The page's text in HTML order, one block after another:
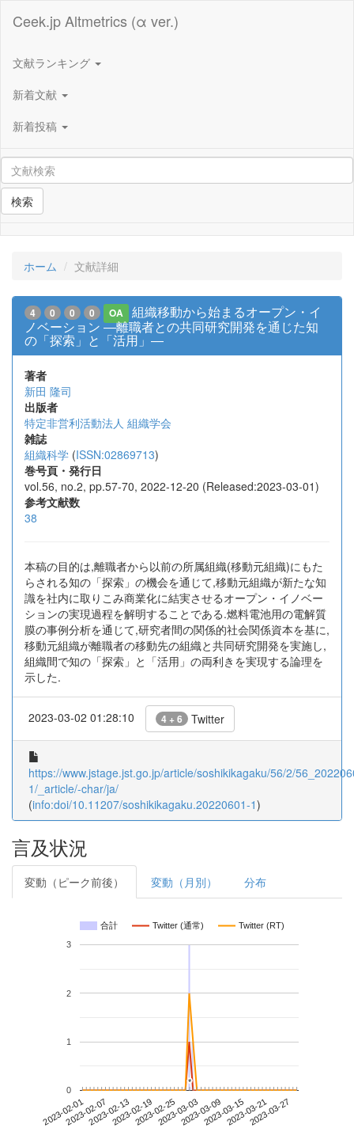
Ceek.jp Altmetrics (α ver.)
文献ランキング
新着文献
新着投稿
検索
ホーム 文献詳細
4 0 0 0 OA
組織移動から始まるオープン・イ
ノベーション ―離職者との共同研究開発を通じた知
の「探索」と「活用」―
著者
新田 隆司
出版者
特定非営利活動法人 組織学会
雑誌
組織科学 (ISSN:02869713)
巻号頁・発行日
vol.56, no.2, pp.57-70, 2022-12-20 (Released:2023-03-01)
参考文献数
38
本稿の目的は,離職者から以前の所属組織(移動元組織)にもた
らされる知の「探索」の機会を通じて,移動元組織が新たな知
識を社内に取りこみ商業化に結実させるオープン・イノベー
ションの実現過程を解明することである.燃料電池用の電解質
膜の事例分析を通じて,研究者間の関係的社会関係資本を基に,
移動元組織が離職者の移動先の組織と共同研究開発を実施し,
組織間で知の「探索」と「活用」の両利きを実現する論理を
示した.
2023-03-02 01:28:10 4 + 6 Twitter
https://www.jstage.jst.go.jp/article/soshikikagaku/56/2/
1/_article/-char/ja/
(info:doi/10.11207/soshikikagaku.20220601-1)
言及状況
変動（ピーク前後） 変動（月別） 分布
合計 Twitter (通常) Twitter (RT)
2023-02-012023-02-072023-02-132023-02-192023-02-252023-03-032023-03-092023-03-152023-03-212023-03-27
0
1
2
3
*
*